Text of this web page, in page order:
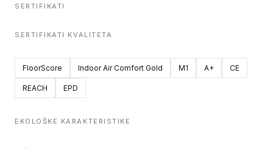
SERTIFIKATI
SERTIFIKATI KVALITETA
FloorScore Indoor Air Comfort Gold M1 A+ CE
REACH EPD
EKOLOŠKE KARAKTERISTIKE